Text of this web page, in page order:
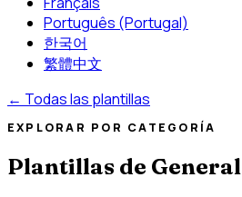
Português (Portugal)
한국어
繁體中文
← Todas las plantillas
EXPLORAR POR CATEGORÍA
Plantillas de General